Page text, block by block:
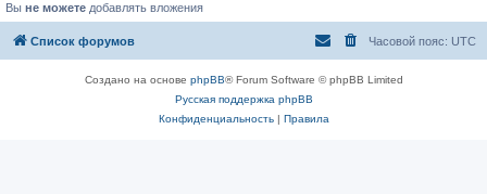
Вы не можете добавлять вложения
Список форумов Часовой пояс: UTC
Создано на основе phpBB® Forum Software © phpBB Limited
Русская поддержка phpBB
Конфиденциальность| Правила